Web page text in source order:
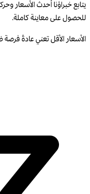
يتابع خبراؤنا أحدث الأسعار
للحصول على معاينة كاملة.
الأسعار الأقل تعني عادةً